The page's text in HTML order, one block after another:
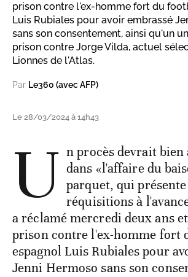
prison contre l'ex-homme fort du
Luis Rubiales pour avoir embrassé
sans son consentement, ainsi qu'un
prison contre Jorge Vilda, actuel
Lionnes de l'Atlas.
Par Le360 (avec AFP)
Le 28/03/2024 à 14h43
U n procès devrait
dans «l'affaire du
parquet, qui présente
réquisitions à
a réclamé mercredi deux ans
prison contre l'ex-homme fort
espagnol Luis Rubiales pour
Jenni Hermoso sans son